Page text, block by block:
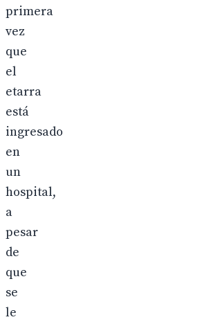
primera
vez
que
el
etarra
está
ingresado
en
un
hospital,
a
pesar
de
que
se
le